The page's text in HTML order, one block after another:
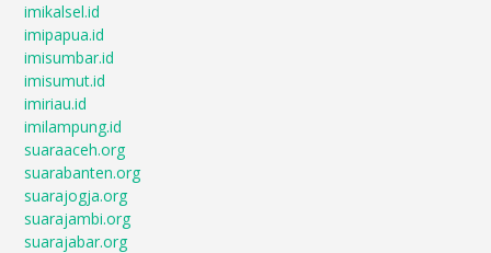
imikalsel.id
imipapua.id
imisumbar.id
imisumut.id
imiriau.id
imilampung.id
suaraaceh.org
suarabanten.org
suarajogja.org
suarajambi.org
suarajabar.org